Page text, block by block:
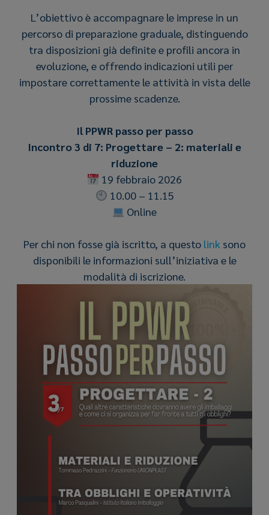
L’obiettivo è accompagnare le imprese in un
percorso di preparazione graduale, distinguendo
tra disposizioni già definite e profili ancora in
evoluzione, e offrendo indicazioni utili per
impostare correttamente le attività in vista delle
prossime scadenze.
Il PPWR passo per passo
Incontro 3 di 7: Progettare – 2: materiali e
riduzione
19 febbraio 2026
10.00 – 11.15
Online
Per chi non fosse già iscritto, a questo link sono
disponibili le informazioni sull’iniziativa e le
modalità di iscrizione.